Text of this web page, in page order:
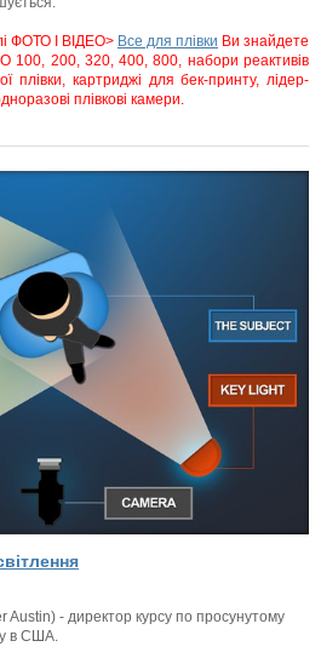
ФОТО І ВІДЕО> Все для плівки Ви знайдете
100, 200, 320, 400, 800, набори реактивів
плівки, картриджі для бек-принту, лідер-
плівкові камери.
Austin) - директор курсу по просунутому
в США.